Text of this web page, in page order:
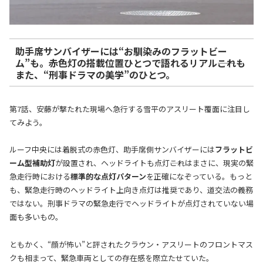
助手席サンバイザーには“お馴染みのフラットビー
ム”も。赤色灯の搭載位置ひとつで語れるリアル――これも
また、“刑事ドラマの美学”のひとつ。
第7話、安藤が撃たれた現場へ急行する雪平のアスリート覆面に注目し
てみよう。
ルーフ中央には着脱式の赤色灯、助手席側サンバイザーにはフラットビ
ーム型補助灯が設置され、ヘッドライトも点灯――これはまさに、現実の緊
急走行時における標準的な点灯パターンを正確になぞっている。もっと
も、緊急走行時のヘッドライト上向き点灯は推奨であり、道交法の義務
ではない。刑事ドラマの緊急走行でヘッドライトが点灯されていない場
面も多いもの。
ともかく、“顔が怖い”と評されたクラウン・アスリートのフロントマス
クも相まって、緊急車両としての存在感を際立たせていた。